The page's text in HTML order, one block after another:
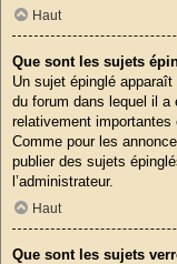
Haut
Que sont les sujets
Un sujet épinglé
du forum dans lequel il
relativement
Comme pour les
publier des sujets
l’administrateur.
Haut
Que sont les sujets